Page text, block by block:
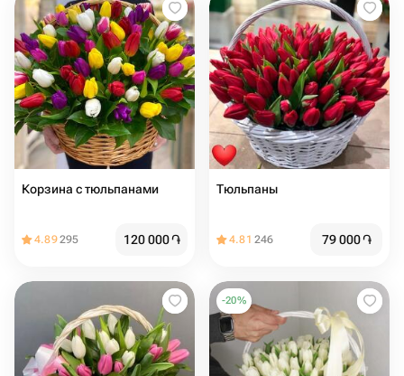
Корзина с тюльпанами
4.89295 120 000֏
Тюльпаны
4.81 246 79 000֏
-20%